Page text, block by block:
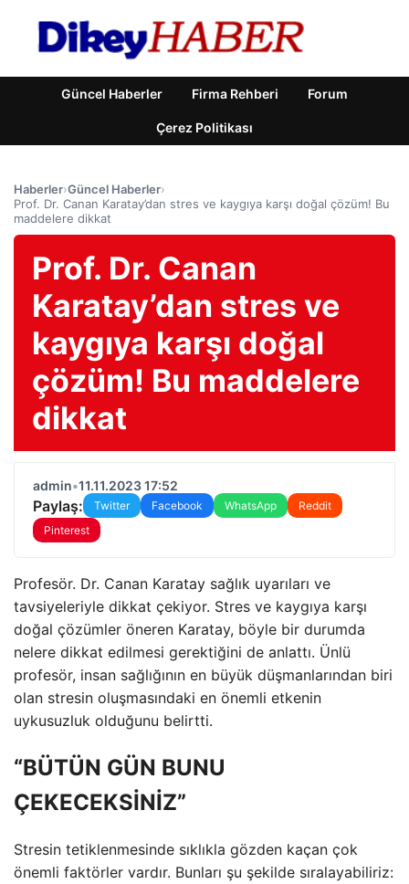
Güncel Haberler Firma Rehberi Forum
Çerez Politikası
Haberler›Güncel Haberler›
Prof. Dr. Canan Karatay’dan stres ve kaygıya karşı doğal çözüm! Bu
maddelere dikkat
Prof. Dr. Canan
Karatay’dan stres ve
kaygıya karşı doğal
çözüm! Bu maddelere
dikkat
admin•11.11.2023 17:52
Paylaş: Twitter Facebook WhatsApp
Reddit
Pinterest
Profesör. Dr. Canan Karatay sağlık uyarıları ve
tavsiyeleriyle dikkat çekiyor. Stres ve kaygıya karşı
doğal çözümler öneren Karatay, böyle bir durumda
nelere dikkat edilmesi gerektiğini de anlattı. Ünlü
profesör, insan sağlığının en büyük düşmanlarından biri
olan stresin oluşmasındaki en önemli etkenin
uykusuzluk olduğunu belirtti.
“BÜTÜN GÜN BUNU
ÇEKECEKSİNİZ”
Stresin tetiklenmesinde sıklıkla gözden kaçan çok
önemli faktörler vardır. Bunları şu şekilde sıralayabiliriz: